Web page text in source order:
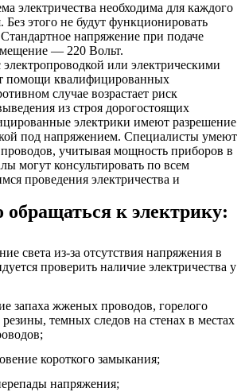
электричества необходима для каждого
этого не будут функционировать
напряжение при подаче
— 220 Вольт.
или электрическими
помощи квалифицированных
случае возрастает риск
из строя дорогостоящих
электрики имеют разрешение
под напряжением. Специалисты умеют
учитывая мощность приборов в
могут консультировать по всем
проведения электричества и
обращаться к электрику:
света из-за отсутствия напряжения в
проверить наличие электричества у
запаха жженых проводов, горелого
темных следов на стенах в местах
короткого замыкания;
напряжения;